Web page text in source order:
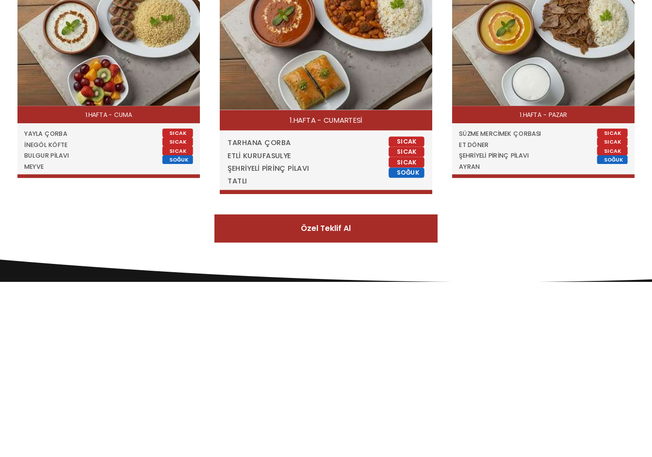
1.HAFTA - CUMA
YAYLA ÇORBA
İNEGÖL KÖFTE
BULGUR PİLAVI
MEYVE
SICAK
SICAK
SICAK
SOĞUK
1.HAFTA - CUMARTESİ
TARHANA ÇORBA
ETLİ KURUFASULYE
ŞEHRİYELİ PİRİNÇ PİLAVI
TATLI
SICAK
SICAK
SICAK
SOĞUK
1.HAFTA - PAZAR
SÜZME MERCİMEK ÇORBASI
ET DÖNER
ŞEHRİYELİ PİRİNÇ PİLAVI
AYRAN
SICAK
SICAK
SICAK
SOĞUK
Özel Teklif Al